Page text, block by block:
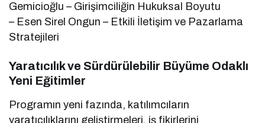
Gemicioğlu – Girişimciliğin Hukuksal Boyutu
– Esen Sirel Ongun – Etkili İletişim ve Pazarlama
Stratejileri
Yaratıcılık ve Sürdürülebilir Büyüme Odaklı
Yeni Eğitimler
Programın yeni fazında, katılımcıların
yaratıcılıklarını geliştirmeleri, iş fikirlerini